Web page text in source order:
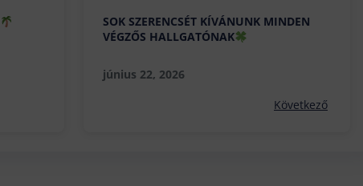
SOK SZERENCSÉT KÍVÁNUNK MINDEN
VÉGZŐS HALLGATÓNAK
június 22, 2026
Következő